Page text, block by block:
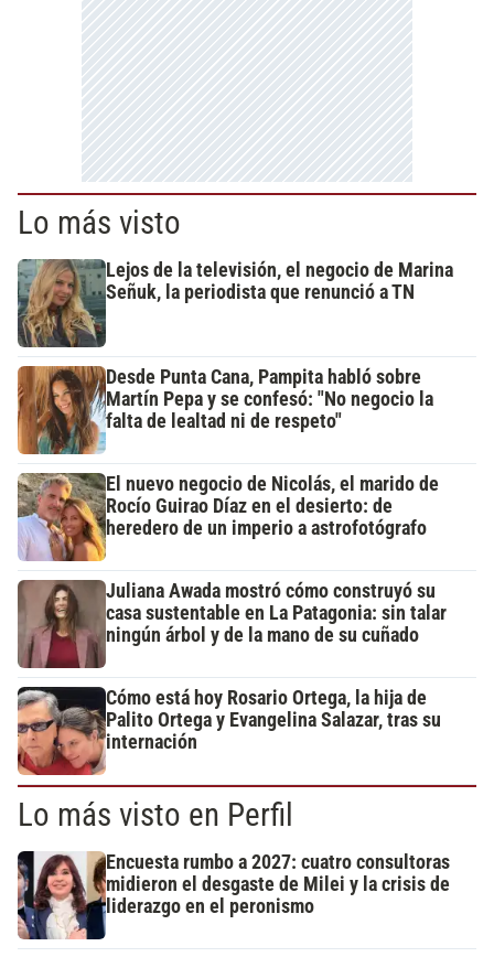
Lo más visto
Lejos de la televisión, el negocio de Marina
Señuk, la periodista que renunció a TN
Desde Punta Cana, Pampita habló sobre
Martín Pepa y se confesó: "No negocio la
falta de lealtad ni de respeto"
El nuevo negocio de Nicolás, el marido de
Rocío Guirao Díaz en el desierto: de
heredero de un imperio a astrofotógrafo
Juliana Awada mostró cómo construyó su
casa sustentable en La Patagonia: sin talar
ningún árbol y de la mano de su cuñado
Cómo está hoy Rosario Ortega, la hija de
Palito Ortega y Evangelina Salazar, tras su
internación
Lo más visto en Perfil
Encuesta rumbo a 2027: cuatro consultoras
midieron el desgaste de Milei y la crisis de
liderazgo en el peronismo